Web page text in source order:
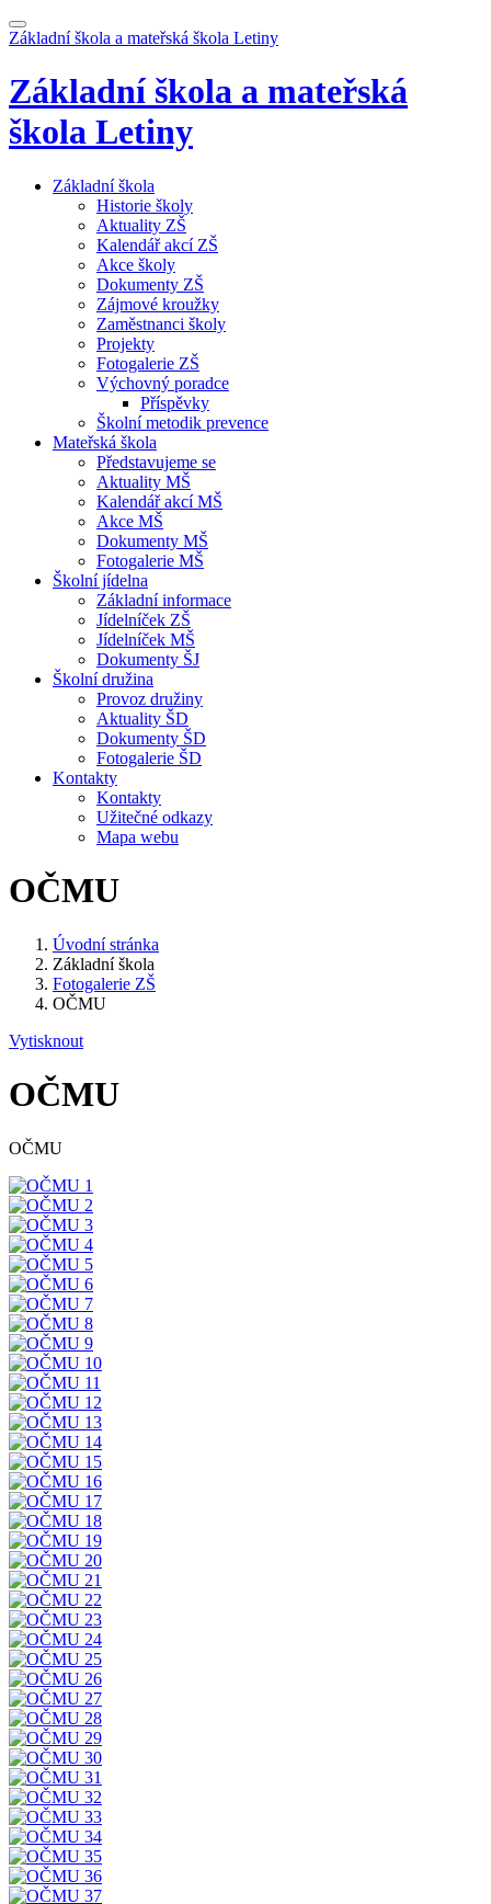
Základní škola a mateřská škola Letiny
Základní škola a mateřská
škola Letiny
Základní škola
Historie školy
Aktuality ZŠ
Kalendář akcí ZŠ
Akce školy
Dokumenty ZŠ
Zájmové kroužky
Zaměstnanci školy
Projekty
Fotogalerie ZŠ
Výchovný poradce
Příspěvky
Školní metodik prevence
Mateřská škola
Představujeme se
Aktuality MŠ
Kalendář akcí MŠ
Akce MŠ
Dokumenty MŠ
Fotogalerie MŠ
Školní jídelna
Základní informace
Jídelníček ZŠ
Jídelníček MŠ
Dokumenty ŠJ
Školní družina
Provoz družiny
Aktuality ŠD
Dokumenty ŠD
Fotogalerie ŠD
Kontakty
Kontakty
Užitečné odkazy
Mapa webu
OČMU
Úvodní stránka
Základní škola
Fotogalerie ZŠ
OČMU
Vytisknout
OČMU
OČMU